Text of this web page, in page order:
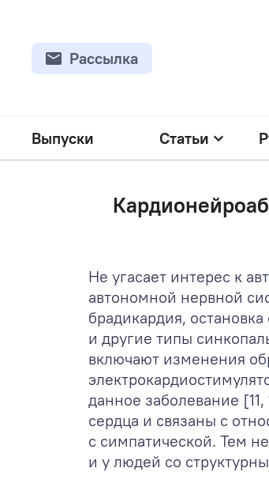
Рассылка
Выпуски Статьи
Не угасает интерес к
автономной нервной
брадикардия,
и другие типы
включают изменения
данное заболевание
сердца и связаны с
с симпатической. Тем
и у людей со